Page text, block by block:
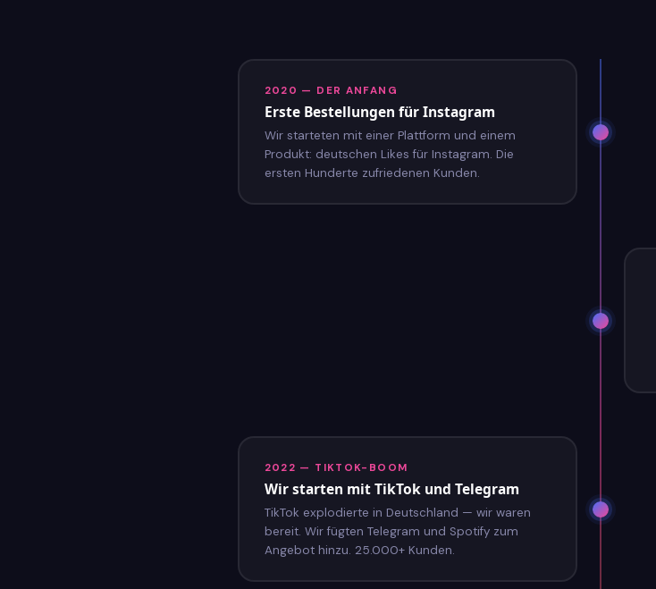
2020 — DER ANFANG
Erste Bestellungen für Instagram
Wir starteten mit einer Plattform und einem
Produkt: deutschen Likes für Instagram. Die
ersten Hunderte zufriedenen Kunden.
2022 — TIKTOK-BOOM
Wir starten mit TikTok und Telegram
TikTok explodierte in Deutschland — wir waren
bereit. Wir fügten Telegram und Spotify zum
Angebot hinzu. 25.000+ Kunden.